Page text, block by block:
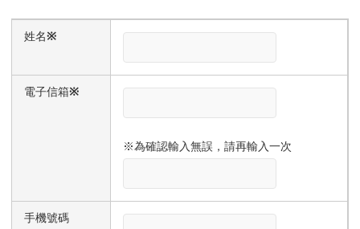
姓名※
電子信箱※
※為確認輸入無誤，請再輸入一次
手機號碼